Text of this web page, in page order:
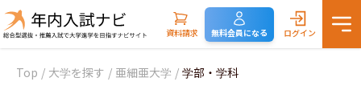
資料請求 無料会員になる ログイン
Top / 大学を探す / 亜細亜大学 / 学部・学科